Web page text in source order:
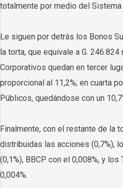
totalmente por medio del
Le siguen por detrás los Bonos
la torta, que equivale a G.
Corporativos quedan en tercer
proporcional al 11,2%; en cuarta
Públicos, quedándose con un
Finalmente, con el restante de la
distribuidas las acciones (0,7%),
(0,1%), BBCP con el 0,008%, y
0,004%.